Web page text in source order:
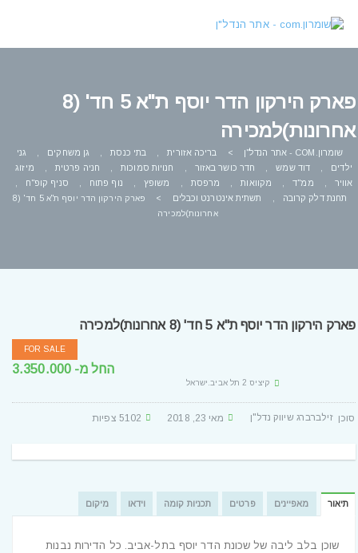
פארק הירקון הדר יוסף ת"א 5 חד' (8
אחרונות)למכירה
שומרון.COM - אתר הנדל"ן > בריכה אזורית בתי כנסת גן משחקים
גני
ילדים
דוד שמש חדר כושר באזור חנויות סמוכות חניה פרטית
מיזוג
אוויר
ממ"ד מקוואות מרפסת משופץ נוף פתוח סניף קופ"ח
תחנת דלק קרובה תשתית אינטרנט וכבלים >
פארק הירקון הדר יוסף ת"א 5 חד' (8
אחרונות)למכירה
פארק הירקון הדר יוסף ת"א 5 חד' (8 אחרונות)למכירה
FOR SALE
החל מ- 3.350.000
קיציס 2 תל אביב.ישראל
זילברברג שיווק נדל"ן מאי 23, 2018 5102 צפיות
תיאור מאפיינים פרטים תכניות קומה וידאו מיקום
שוכן בלב ליבה של שכונת הדר יוסף בתל-אביב. כל הדירות נבנות